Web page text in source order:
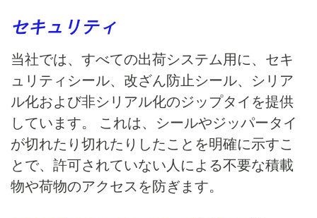
セキュリティ
当社では、すべての出荷システム用に、セキ
ュリティシール、改ざん防止シール、シリア
ル化および非シリアル化のジップタイを提供
しています。 これは、シールやジッパータイ
が切れたり切れたりしたことを明確に示すこ
とで、許可されていない人による不要な積載
物や荷物のアクセスを防ぎます。